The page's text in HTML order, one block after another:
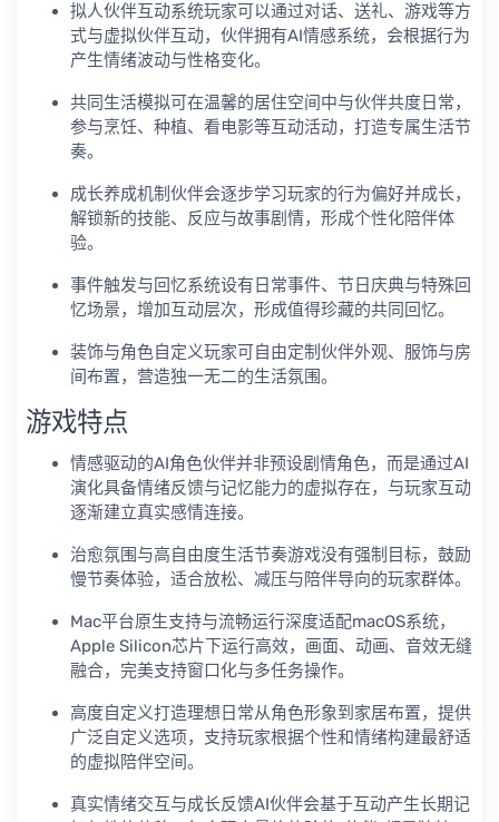
拟人伙伴互动系统玩家可以通过对话、送礼、游戏等方
式与虚拟伙伴互动，伙伴拥有AI情感系统，会根据行为
产生情绪波动与性格变化。
共同生活模拟可在温馨的居住空间中与伙伴共度日常，
参与烹饪、种植、看电影等互动活动，打造专属生活节
奏。
成长养成机制伙伴会逐步学习玩家的行为偏好并成长，
解锁新的技能、反应与故事剧情，形成个性化陪伴体
验。
事件触发与回忆系统设有日常事件、节日庆典与特殊回
忆场景，增加互动层次，形成值得珍藏的共同回忆。
装饰与角色自定义玩家可自由定制伙伴外观、服饰与房
间布置，营造独一无二的生活氛围。
游戏特点
情感驱动的AI角色伙伴并非预设剧情角色，而是通过AI
演化具备情绪反馈与记忆能力的虚拟存在，与玩家互动
逐渐建立真实感情连接。
治愈氛围与高自由度生活节奏游戏没有强制目标，鼓励
慢节奏体验，适合放松、减压与陪伴导向的玩家群体。
Mac平台原生支持与流畅运行深度适配macOS系统，
Apple Silicon芯片下运行高效，画面、动画、音效无缝
融合，完美支持窗口化与多任务操作。
高度自定义打造理想日常从角色形象到家居布置，提供
广泛自定义选项，支持玩家根据个性和情绪构建最舒适
的虚拟陪伴空间。
真实情绪交互与成长反馈AI伙伴会基于互动产生长期记